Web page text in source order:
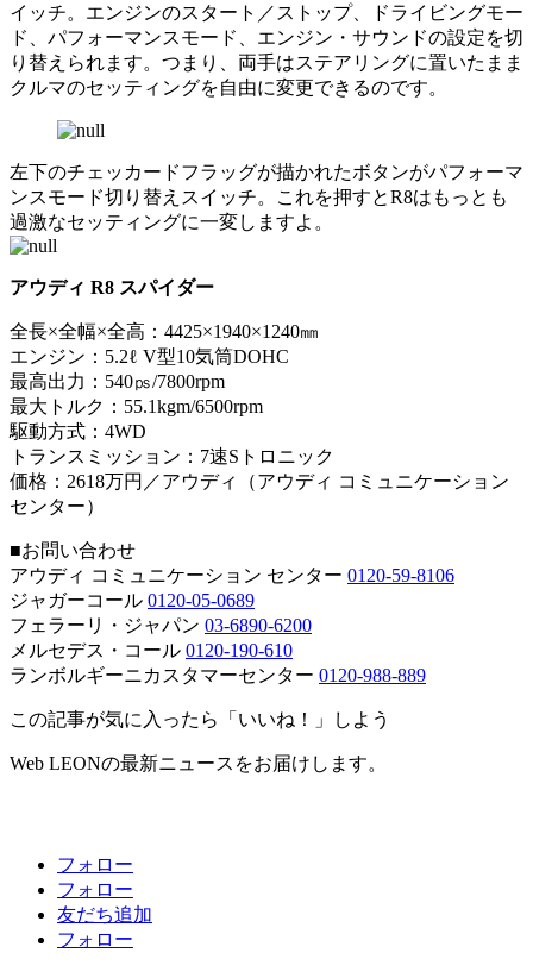
イッチ。エンジンのスタート／ストップ、ドライビングモー
ド、パフォーマンスモード、エンジン・サウンドの設定を切
り替えられます。つまり、両手はステアリングに置いたまま
クルマのセッティングを自由に変更できるのです。
左下のチェッカードフラッグが描かれたボタンがパフォーマ
ンスモード切り替えスイッチ。これを押すとR8はもっとも
過激なセッティングに一変しますよ。
アウディ R8 スパイダー
全長×全幅×全高：4425×1940×1240㎜
エンジン：5.2ℓ V型10気筒DOHC
最高出力：540㎰/7800rpm
最大トルク：55.1kgm/6500rpm
駆動方式：4WD
トランスミッション：7速Sトロニック
価格：2618万円／アウディ（アウディ コミュニケーション
センター）
■お問い合わせ
アウディ コミュニケーション センター 0120-59-8106
ジャガーコール 0120-05-0689
フェラーリ・ジャパン 03-6890-6200
メルセデス・コール 0120-190-610
ランボルギーニカスタマーセンター 0120-988-889
この記事が気に入ったら「いいね！」しよう
Web LEONの最新ニュースをお届けします。
フォロー
フォロー
友だち追加
フォロー